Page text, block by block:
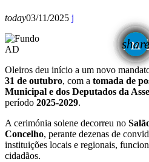
today03/11/2025
share
AD
Oleiros deu início a um novo
31 de outubro, com a tomada de
Municipal e dos Deputados da
período 2025-2029.
A cerimónia solene decorreu no
Concelho, perante dezenas de
instituições locais e regionais,
cidadãos.